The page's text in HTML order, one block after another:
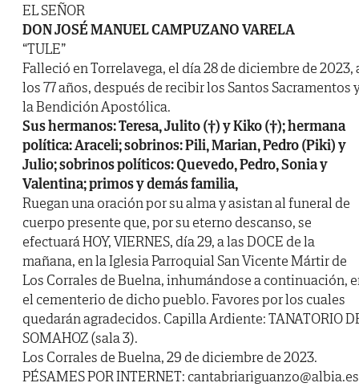
EL SEÑOR
DON JOSÉ MANUEL CAMPUZANO VARELA
“TULE”
Falleció en Torrelavega, el día 28 de diciembre de 2023,
los 77 años, después de recibir los Santos Sacramentos
la Bendición Apostólica.
Sus hermanos: Teresa, Julito (†) y Kiko (†); hermana
política: Araceli; sobrinos: Pili, Marian, Pedro (Piki) y
Julio; sobrinos políticos: Quevedo, Pedro, Sonia y
Valentina; primos y demás familia,
Ruegan una oración por su alma y asistan al funeral de
cuerpo presente que, por su eterno descanso, se
efectuará HOY, VIERNES, día 29, a las DOCE de la
mañana, en la Iglesia Parroquial San Vicente Mártir de
Los Corrales de Buelna, inhumándose a continuación,
el cementerio de dicho pueblo. Favores por los cuales
quedarán agradecidos. Capilla Ardiente: TANATORIO
SOMAHOZ (sala 3).
Los Corrales de Buelna, 29 de diciembre de 2023.
PÉSAMES POR INTERNET: cantabriariguanzo@albia.es